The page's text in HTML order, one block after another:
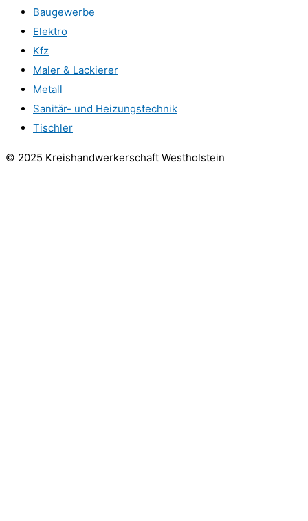
Baugewerbe
Elektro
Kfz
Maler & Lackierer
Metall
Sanitär- und Heizungstechnik
Tischler
© 2025 Kreishandwerkerschaft Westholstein